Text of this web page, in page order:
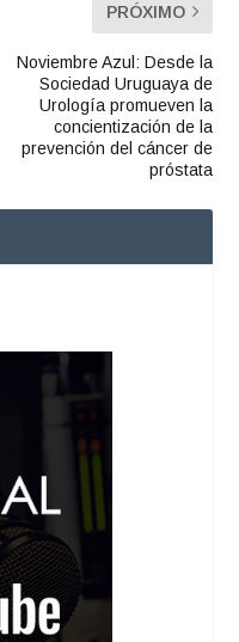
PRÓXIMO
Noviembre Azul: Desde la
Sociedad Uruguaya de
Urología promueven la
concientización de la
prevención del cáncer de
próstata